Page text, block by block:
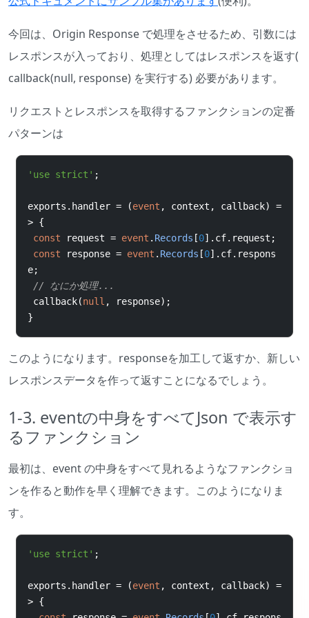
今回は、Origin Response で処理をさせるため、引数には
レスポンスが入っており、処理としてはレスポンスを返す(
callback(null, response) を実行する) 必要があります。
リクエストとレスポンスを取得するファンクションの定番
パターンは
'use strict' ;
exports . handler = (event , context , callback)
=
> {
const request = event . Records [0]. cf. request ;
const response = event . Records [0]. cf. respons
e;
// なにか処理...
callback(null , response);
}
このようになります。responseを加工して返すか、新しい
レスポンスデータを作って返すことになるでしょう。
1-3. eventの中身をすべてJson で表示す
るファンクション
最初は、event の中身をすべて見れるようなファンクショ
ンを作ると動作を早く理解できます。このようになりま
す。
'use strict' ;
exports . handler = (event , context , callback)
=
> {